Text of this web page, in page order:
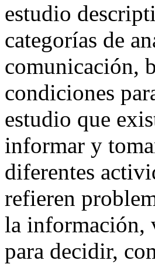
estudio
categorías de
comunicación,
condiciones
estudio que
informar y
diferentes
refieren
la información,
para decidir,